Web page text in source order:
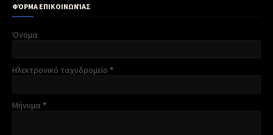
ΦΌΡΜΑ ΕΠΙΚΟΙΝΩΝΊΑΣ
Όνομα
Ηλεκτρονικό ταχυδρομείο *
Μήνυμα *